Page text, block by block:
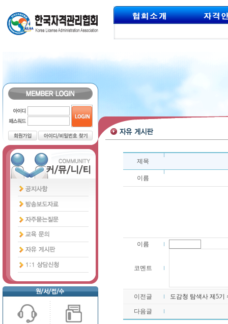
제목
이름
이름
코멘트
이전글 도감청 탐색사 제5기
다음글